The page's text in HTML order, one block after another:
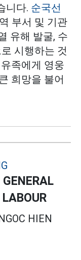
니다. 순국선
부서 및 기관
유해 발굴, 수
시행하는 것
족에게 영웅
희망을 불어
HIEN